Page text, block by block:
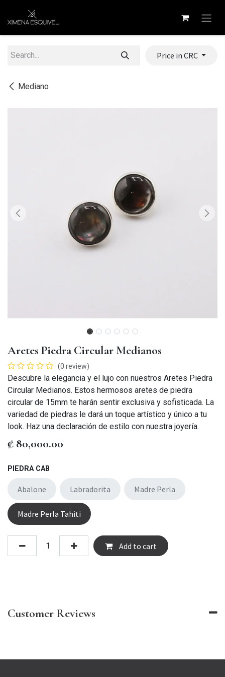
Mediano
Price in CRC
Aretes Piedra Circular Medianos
(0 review)
Descubre la elegancia y el lujo con nuestros Aretes Piedra
Circular Medianos. Estos hermosos aretes de piedra
circular de 15mm te harán sentir exclusiva y sofisticada. La
variedad de piedras le dará un toque artístico y único a tu
look. Haz una declaración de estilo con nuestra joyería.
₡ 80,000.00
PIEDRA CAB
Abalone Labradorita Madre Perla
Madre Perla Tahiti
Add to cart
Customer Reviews